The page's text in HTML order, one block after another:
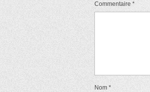
Commentaire *
Nom *